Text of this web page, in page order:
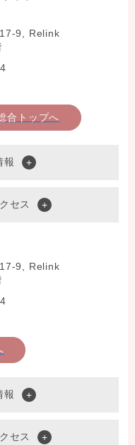
9, Relink
合トップへ
報
セス
9, Relink
報
セス